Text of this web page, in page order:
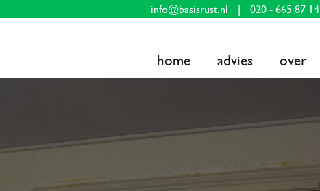
info@basisrust.nl | 020 - 665 87 14
home advies over